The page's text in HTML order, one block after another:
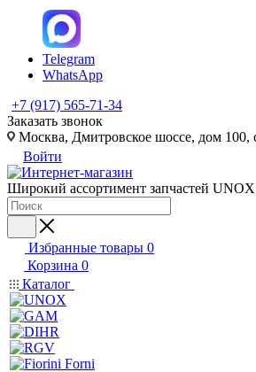
Telegram
WhatsApp
+7 (917) 565-71-34
Заказать звонок
Москва, Дмитровское шоссе, дом 100,
Войти
Широкий ассортимент запчастей
Избранные товары 0
Корзина 0
Каталог